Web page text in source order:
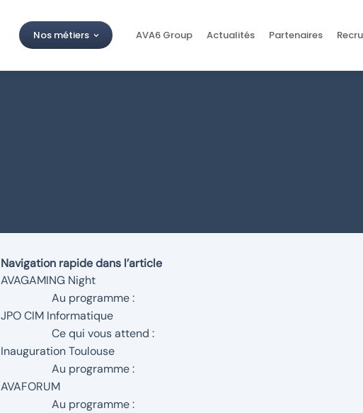
Nos métiers AVA6 Group Actualités Partenaires
Navigation rapide dans l’article
AVAGAMING Night
Au programme :
JPO CIM Informatique
Ce qui vous attend :
Inauguration Toulouse
Au programme :
AVAFORUM
Au programme :